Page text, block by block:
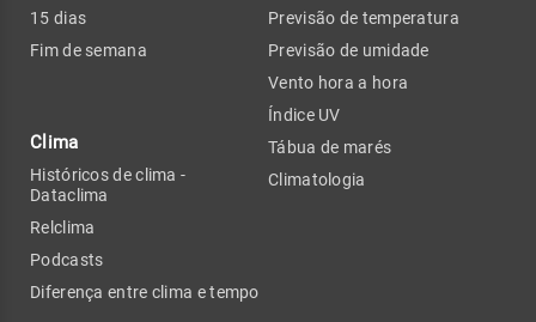
15 dias
Fim de semana
Clima
Históricos de clima -
Dataclima
Relclima
Podcasts
Diferença entre clima e tempo
Previsão de temperatura
Previsão de umidade
Vento hora a hora
Índice UV
Tábua de marés
Climatologia